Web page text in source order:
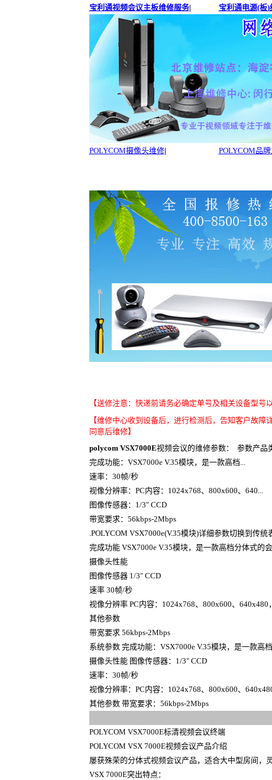
宝利通视频会议主板维修服务| 宝利通电源(板)
POLYCOM摄像头维修| POLYCOM品
【送修注意：快递前请务必确定单号及相关设备型号
【维修中心收到设备后，进行检测后，告知客户故障
同意后维修】
polycom VSX7000E视频会议的维修参数： 参数产品
完成功能：VSX7000e V.35模块，是一款高档...
速率：30帧/秒
视像分辨率：PC内容：1024x768、800x600、640...
图像传感器：1/3" CCD
带宽要求：56kbps-2Mbps
.POLYCOM VSX7000e(V.35模块)详细参数切换到传统
完成功能 VSX7000e V.35模块，是一款高档分体式
摄像头性能
图像传感器 1/3" CCD
速率 30帧/秒
视像分辨率 PC内容：1024x768、800x600、
其他参数
带宽要求 56kbps-2Mbps
系统参数 完成功能：VSX7000e V.35模块，是一款
摄像头性能 图像传感器：1/3" CCD
速率：30帧/秒
视像分辨率：PC内容：1024x768、800x600、
其他参数 带宽要求：56kbps-2Mbps
POLYCOM VSX7000E标清视频会议终端
POLYCOM VSX 7000E视频会议产品介绍
屡获殊荣的分体式视频会议产品，适合大中型房间，
VSX 7000E突出特点：